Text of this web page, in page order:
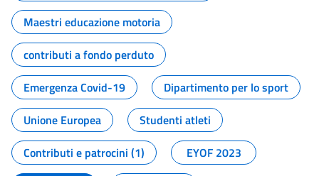
Maestri educazione motoria
contributi a fondo perduto
Emergenza Covid-19
Dipartimento per lo sport
Unione Europea
Studenti atleti
Contributi e patrocini (1)
EYOF 2023